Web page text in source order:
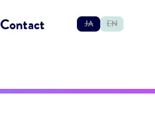
Contact JA EN